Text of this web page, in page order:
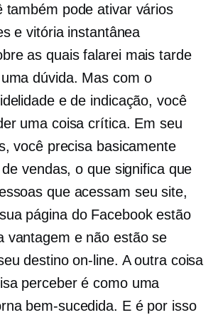
também pode ativar vários
evitória instantânea
as quais falarei mais tarde
dúvida. Mas com o
e de indicação, você
uma coisa crítica. Em seu
você precisa basicamente
vendas, o que significa que
que acessam seu site,
página do Facebook estão
vantagem e não estão se
destino on-line. A outra coisa
perceber é como uma
bem-sucedida. E é por isso